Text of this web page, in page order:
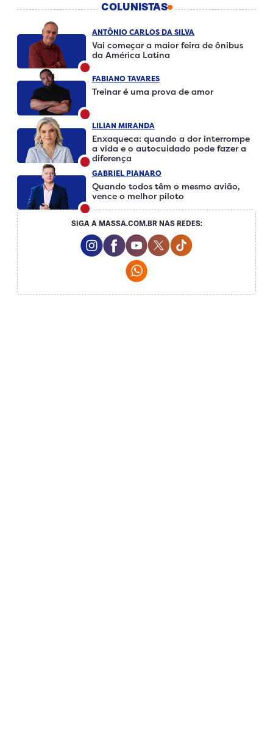
COLUNISTAS
ANTÔNIO CARLOS DA SILVA
Vai começar a maior feira de ônibus
da América Latina
FABIANO TAVARES
Treinar é uma prova de amor
LILIAN MIRANDA
Enxaqueca: quando a dor interrompe
a vida e o autocuidado pode fazer a
diferença
GABRIEL PIANARO
Quando todos têm o mesmo avião,
vence o melhor piloto
SIGA A MASSA.COM.BR NAS REDES:
Instagram Social Media
Facebook Social Media
Youtube Social Media
Twitter Social Media
Tiktok Social
Whatsapp Social Media